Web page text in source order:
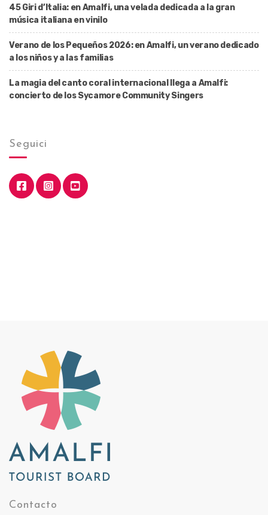
45 Giri d’Italia: en Amalfi, una velada dedicada a la gran
música italiana en vinilo
Verano de los Pequeños 2026: en Amalfi, un verano dedicado
a los niños y a las familias
La magia del canto coral internacional llega a Amalfi:
concierto de los Sycamore Community Singers
Seguici
Contacto